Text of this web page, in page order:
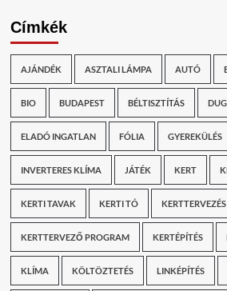
Címkék
AJÁNDÉK ASZTALI LÁMPA AUTÓ
BIO BUDAPEST BÉLTISZTÍTÁS
ELADÓ INGATLAN FÓLIA GYEREKÜLÉS
INVERTERES KLÍMA JÁTÉK KERT
KERTI TAVAK KERTI TÓ KERTTERVEZÉS
KERTTERVEZŐ PROGRAM KERTÉPÍTÉS
KLÍMA KÖLTÖZTETÉS LINKÉPÍTÉS